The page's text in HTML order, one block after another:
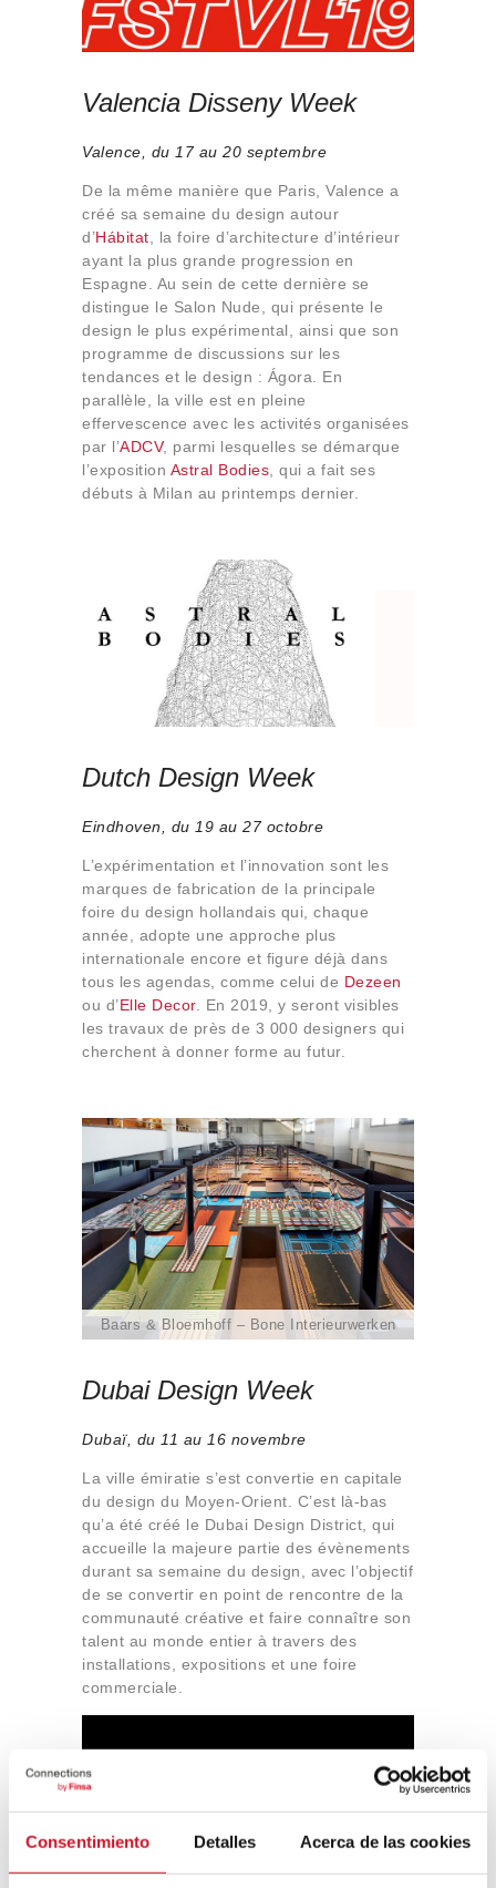
Consentimiento Detalles Acerca de las cookies
Valencia Disseny Week
Valence, du 17 au 20 septembre
De la même manière que Paris, Valence a
créé sa semaine du design autour
d’Hábitat , la foire d’architecture d’intérieur
ayant la plus grande progression en
Espagne. Au sein de cette dernière se
distingue le Salon Nude, qui présente le
design le plus expérimental, ainsi que son
programme de discussions sur les
tendances et le design : Ágora. En
parallèle, la ville est en pleine
effervescence avec les activités organisées
par l’ADCV, parmi lesquelles se démarque
l’exposition Astral Bodies , qui a fait ses
débuts à Milan au printemps dernier.
Dutch Design Week
Eindhoven, du 19 au 27 octobre
L’expérimentation et l’innovation sont les
marques de fabrication de la principale
foire du design hollandais qui, chaque
année, adopte une approche plus
internationale encore et ﬁgure déjà dans
tous les agendas, comme celui de Dezeen
ou d’Elle Decor. En 2019, y seront visibles
les travaux de près de 3 000 designers qui
cherchent à donner forme au futur.
Baars & Bloemhoff – Bone Interieurwerken
Dubai Design Week
Dubaï, du 11 au 16 novembre
La ville émiratie s’est convertie en capitale
du design du Moyen-Orient. C’est là-bas
qu’a été créé le Dubai Design District, qui
accueille la majeure partie des évènements
durant sa semaine du design, avec l’objectif
de se convertir en point de rencontre de la
communauté créative et faire connaître son
talent au monde entier à travers des
installations, expositions et une foire
commerciale.